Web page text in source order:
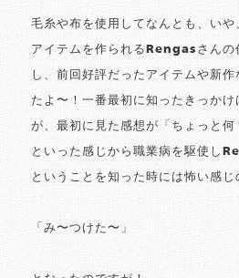
毛糸や布を使用してなんとも、い
アイテムを作られるRengasさんの
し、前回好評だったアイテムや新
たよ〜！一番最初に知ったきっか
が、最初に見た感想が「ちょっと何
といった感じから職業病を駆使し
ということを知った時には怖い感じ
「み〜つけた〜」